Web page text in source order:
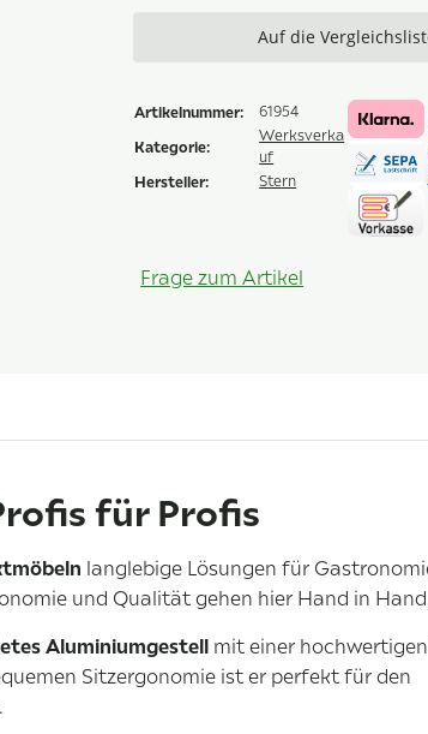
Auf die
Artikelnummer: 61954
Kategorie:
Werksverka
uf
Hersteller: Stern
Frage zum Artikel
für Profis
langlebige Lösungen für
und Qualität gehen hier Hand in Hand.
Aluminiumgestell mit einer hochwertigen
Sitzergonomie ist er perfekt für den